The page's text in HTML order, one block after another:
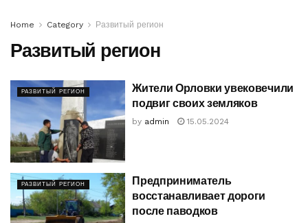
Home Category Развитый регион
Развитый регион
РАЗВИТЫЙ РЕГИОН
Жители Орловки увековечили
подвиг своих земляков
by admin 15.05.2024
РАЗВИТЫЙ РЕГИОН
Предприниматель
восстанавливает дороги
после паводков